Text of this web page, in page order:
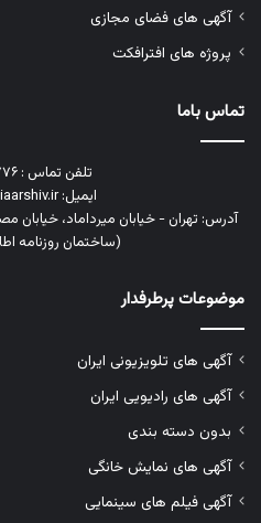
آگهی های فضای مجازی
پروژه های افترافکت
تماس باما
تلفن تماس : ۰۲۱۷۱۰۵۸۷۷۶
ایمیل: info@mediaarshiv.ir
(ساختمان روزنامه
موضوعات پرطرفدار
آگهی های تلویزیونی ایران
آگهی های رادیویی ایران
بدون دسته بندی
آگهی های نمایش خانگی
آگهی فیلم های سینمایی